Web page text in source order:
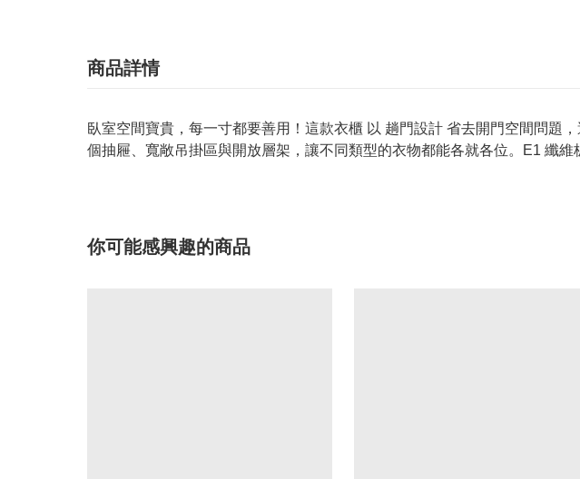
商品詳情
臥室空間寶貴，每一寸都要善用！這款衣櫃 以 趟門設計 省去開門空間問題
個抽屜、寬敞吊掛區與開放層架，讓不同類型的衣物都能各就各位。E1 纖維
你可能感興趣的商品